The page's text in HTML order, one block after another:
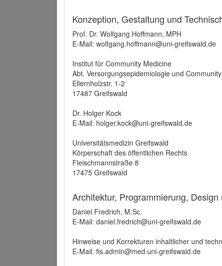
Konzeption, Gestaltung und
Prof. Dr. Wolfgang Hoffmann, MPH
E-Mail: wolfgang.hoffmann@uni-greifswald.de
Institut für Community Medicine
Abt. Versorgungsepidemiologie und
Ellernholzstr. 1-2
17487 Greifswald
Dr. Holger Kock
E-Mail: holger.kock@uni-greifswald.de
Universitätsmedizin Greifswald
Körperschaft des öffentlichen Rechts
Fleischmannstraße 8
17475 Greifswald
Architektur, Programmierung,
Daniel Fredrich, M.Sc.
E-Mail: daniel.fredrich@uni-greifswald.de
Hinweise und Korrekturen inhaltlicher und
E-Mail: fis.admin@med.uni-greifswald.de